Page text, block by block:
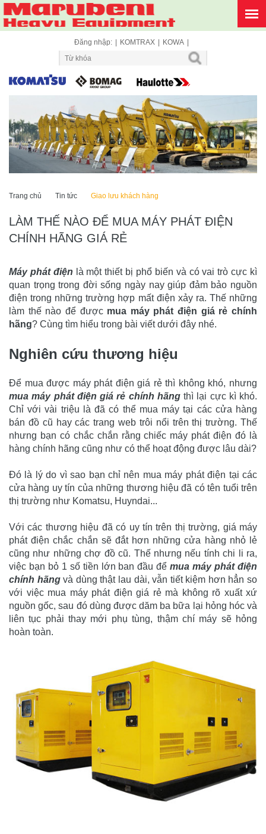
Đăng nhập: KOMTRAX KOWA
Trang chủ Tin tức Giao lưu khách hàng
LÀM THẾ NÀO ĐỂ MUA MÁY PHÁT ĐIỆN
CHÍNH HÃNG GIÁ RẺ
Máy phát điện là một thiết bị phổ biến và có vai trò cực kì
quan trọng trong đời sống ngày nay giúp đảm bảo nguồn
điện trong những trường hợp mất điện xảy ra. Thế những
làm thế nào để được mua máy phát điện giá rẻ chính
hãng? Cùng tìm hiểu trong bài viết dưới đây nhé.
Nghiên cứu thương hiệu
Để mua được máy phát điện giá rẻ thì không khó, nhưng
mua máy phát điện giá rẻ chính hãngthì lại cực kì khó.
Chỉ với vài triệu là đã có thể mua máy tại các cửa hàng
bán đồ cũ hay các trang web trôi nổi trên thị trường. Thế
nhưng bạn có chắc chắn rằng chiếc máy phát điện đó là
hàng chính hãng cũng như có thể hoạt động được lâu dài?
Đó là lý do vì sao bạn chỉ nên mua máy phát điện tại các
cửa hàng uy tín của những thương hiệu đã có tên tuổi trên
thị trường như Komatsu, Huyndai...
Với các thương hiệu đã có uy tín trên thị trường, giá máy
phát điện chắc chắn sẽ đắt hơn những cửa hàng nhỏ lẻ
cũng như những chợ đồ cũ. Thế nhưng nếu tính chi li ra,
việc bạn bỏ 1 số tiền lớn ban đầu đểmua máy phát điện
chính hãngvà dùng thật lau dài, vẫn tiết kiệm hơn hẳn so
với việc mua máy phát điện giá rẻ mà không rõ xuất xứ
nguồn gốc, sau đó dùng được dăm ba bữa lại hỏng hóc và
liên tục phải thay mới phụ tùng, thậm chí máy sẽ hỏng
hoàn toàn.